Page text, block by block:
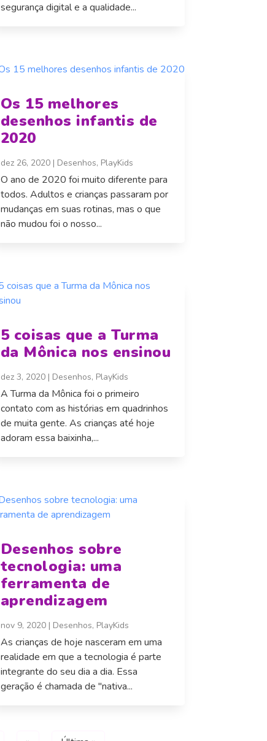
segurança digital e a qualidade...
Os 15 melhores
desenhos infantis de
2020
dez 26, 2020| Desenhos, PlayKids
O ano de 2020 foi muito diferente para
todos. Adultos e crianças passaram por
mudanças em suas rotinas, mas o que
não mudou foi o nosso...
5 coisas que a Turma
da Mônica nos ensinou
dez 3, 2020| Desenhos, PlayKids
A Turma da Mônica foi o primeiro
contato com as histórias em quadrinhos
de muita gente. As crianças até hoje
adoram essa baixinha,...
Desenhos sobre
tecnologia: uma
ferramenta de
aprendizagem
nov 9, 2020| Desenhos, PlayKids
As crianças de hoje nasceram em uma
realidade em que a tecnologia é parte
integrante do seu dia a dia. Essa
geração é chamada de "nativa...